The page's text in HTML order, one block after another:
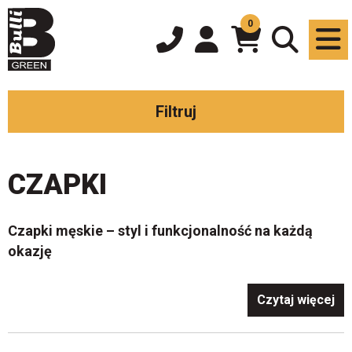
0
Filtruj
CZAPKI
Czapki męskie – styl i funkcjonalność na każdą
okazję
, które łączą
nowoczesny design z najwyższą jakością wykonania.
Nasza oferta obejmujeczapki ze skóry owczej, które
Czytaj więcej